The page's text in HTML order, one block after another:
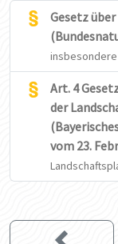
Gesetz
insbesondere
Art. 4
der
vom 23.